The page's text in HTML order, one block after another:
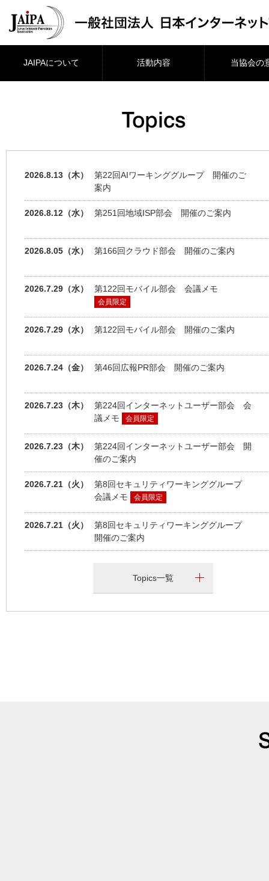
JAIPAについて 活動内容 当協会の
2026.8.13（木）
第22回AIワーキンググループ 開催のご
案内
2026.8.12（水） 第251回地域ISP部会 開催のご案内
2026.8.05（水） 第166回クラウド部会 開催のご案内
2026.7.29（水） 第122回モバイル部会 会議メモ
会員限定
2026.7.29（水） 第122回モバイル部会 開催のご案内
2026.7.24（金） 第46回広報PR部会 開催のご案内
2026.7.23（木）
第224回インターネットユーザー部会 会
議メモ
会員限定
2026.7.23（木）
第224回インターネットユーザー部会 開
催のご案内
2026.7.21（火）
第8回セキュリティワーキンググループ
会議メモ
会員限定
2026.7.21（火）
第8回セキュリティワーキンググループ
開催のご案内
Topics一覧